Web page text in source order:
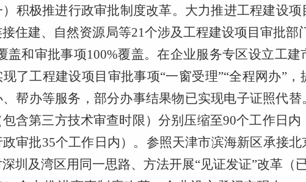
积极推进行政审批制度改革。 大力推进工程建设项
住建、自然资源局等21个涉及工程建设项目审批部
盖和审批事项100%覆盖。在企业服务专区设立工
了工程建设项目审批事项“一窗受理”“全程网办”
帮办等服务，部分办事结果物已实现电子证照代
含第三方技术审查时限）分别压缩至90个工作日
政审批35个工作日内）。参照天津市滨海新区承接
圳及湾区用同一思路、方法开展“见证发证”改革 （